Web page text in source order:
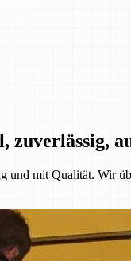
mit Qualität. Wir